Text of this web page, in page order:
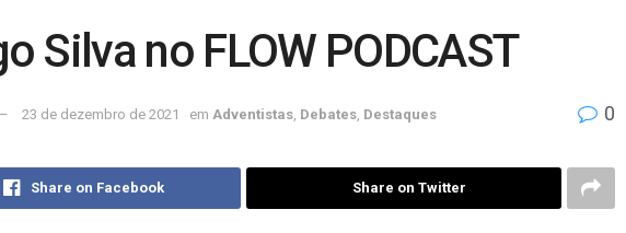
Silva no FLOW PODCAST
23 de dezembro de 2021 em Adventistas Debates Destaques 0
Share on Facebook Share on Twitter